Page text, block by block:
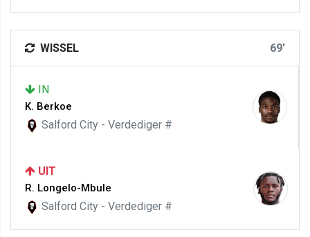
WISSEL 69'
IN
K. Berkoe
Salford City - Verdediger #
UIT
R. Longelo-Mbule
Salford City - Verdediger #